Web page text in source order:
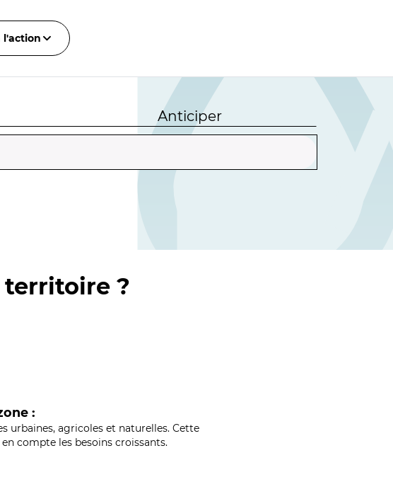
l'action
Anticiper
?
:
urbaines, agricoles et naturelles. Cette
compte les besoins croissants.